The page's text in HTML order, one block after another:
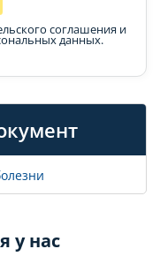
соглашения и
данных.
у нас